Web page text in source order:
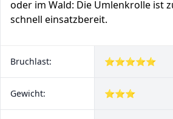
oder im Wald: Die Umlenkrolle ist
schnell einsatzbereit.
Bruchlast: ⭐⭐⭐⭐⭐
Gewicht: ⭐⭐⭐